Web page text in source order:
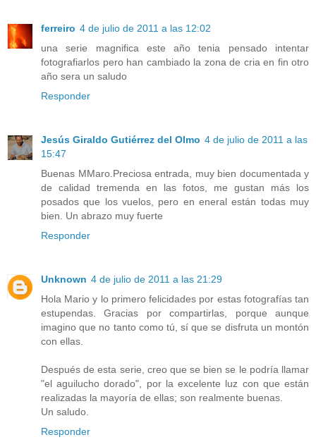
ferreiro 4 de julio de 2011 a las 12:02
una serie magnifica este año tenia pensado intentar
fotografiarlos pero han cambiado la zona de cria en fin otro
año sera un saludo
Responder
Jesús Giraldo Gutiérrez del Olmo 4 de julio de 2011 a las
15:47
Buenas MMaro.Preciosa entrada, muy bien documentada y
de calidad tremenda en las fotos, me gustan más los
posados que los vuelos, pero en eneral están todas muy
bien. Un abrazo muy fuerte
Responder
Unknown 4 de julio de 2011 a las 21:29
Hola Mario y lo primero felicidades por estas fotografías tan
estupendas. Gracias por compartirlas, porque aunque
imagino que no tanto como tú, sí que se disfruta un montón
con ellas.
Después de esta serie, creo que se bien se le podría llamar
"el aguilucho dorado", por la excelente luz con que están
realizadas la mayoría de ellas; son realmente buenas.
Un saludo.
Responder